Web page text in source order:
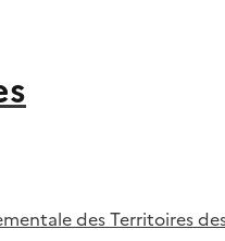
des Territoires